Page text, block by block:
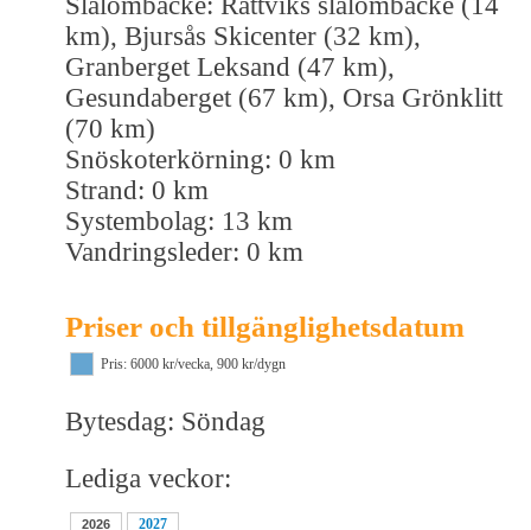
km), Bjursås Skicenter (32 km),
Granberget Leksand (47 km),
Gesundaberget (67 km), Orsa Grönklitt
(70 km)
Snöskoterkörning: 0 km
Strand: 0 km
Systembolag: 13 km
Vandringsleder: 0 km
Priser och tillgänglighetsdatum
Pris: 6000 kr/vecka, 900 kr/dygn
Bytesdag: Söndag
Lediga veckor:
2026 2027